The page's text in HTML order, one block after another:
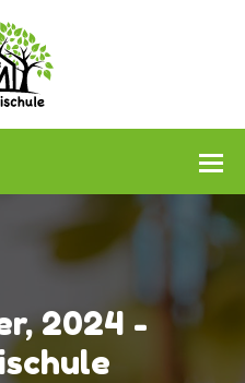
2024 -